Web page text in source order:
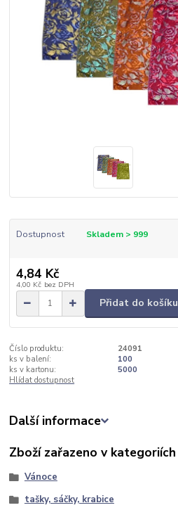
Dostupnost Skladem > 999
4,84 Kč
4,00 Kč bez DPH
Přidat do košíku
Číslo produktu:
24091
ks v balení:
100
ks v kartonu:
5000
Hlídat dostupnost
Další informace
Zboží zařazeno v kategoriích
Vánoce
tašky, sáčky, krabice